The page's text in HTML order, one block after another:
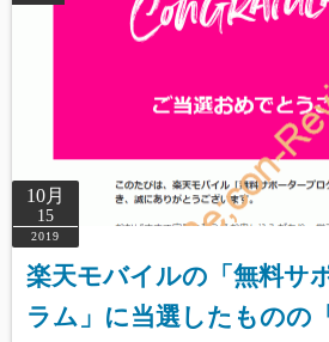
10月
15
2019
楽天モバイルの「無料サ
ラム」に当選したものの